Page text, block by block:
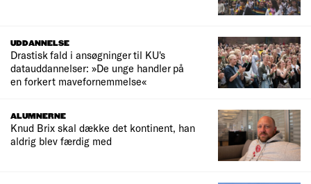
UDDANNELSE
Drastisk fald i ansøgninger til KU's
datauddannelser: »De unge handler på
en forkert mavefornemmelse«
ALUMNERNE
Knud Brix skal dække det kontinent, han
aldrig blev færdig med